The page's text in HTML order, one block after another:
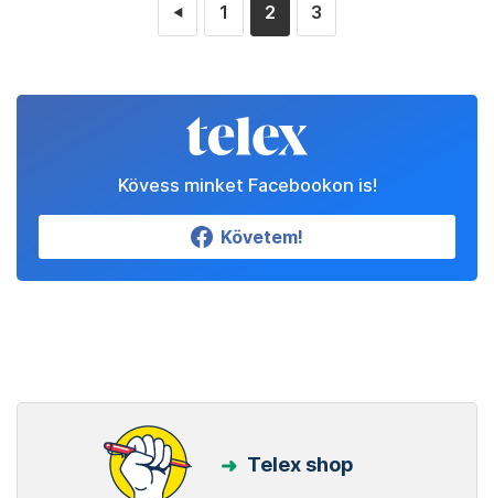
◄ 1 2 3
Kövess minket Facebookon is!
Követem!
Telex shop